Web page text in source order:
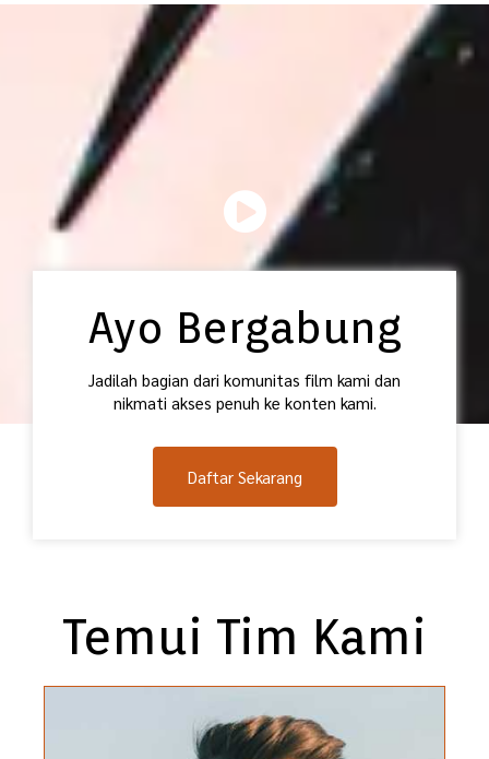
Ayo Bergabung
Jadilah bagian dari komunitas film kami dan
nikmati akses penuh ke konten kami.
Daftar Sekarang
Temui Tim Kami